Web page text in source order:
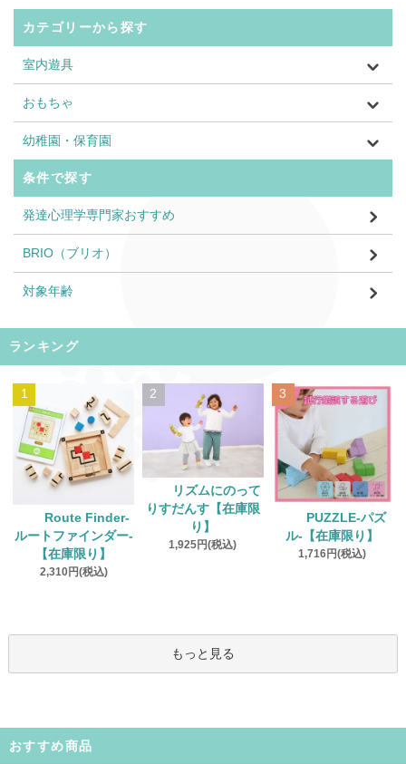
カテゴリーから探す
室内遊具
おもちゃ
幼稚園・保育園
条件で探す
発達心理学専門家おすすめ
BRIO（ブリオ）
対象年齢
ランキング
1
Route Finder‐
ルートファインダー‐
【在庫限り】
2,310円(税込)
2
リズムにのって
りすだんす【在庫限
り】
1,925円(税込)
3
PUZZLE‐パズ
ル‐【在庫限り】
1,716円(税込)
もっと見る
おすすめ商品